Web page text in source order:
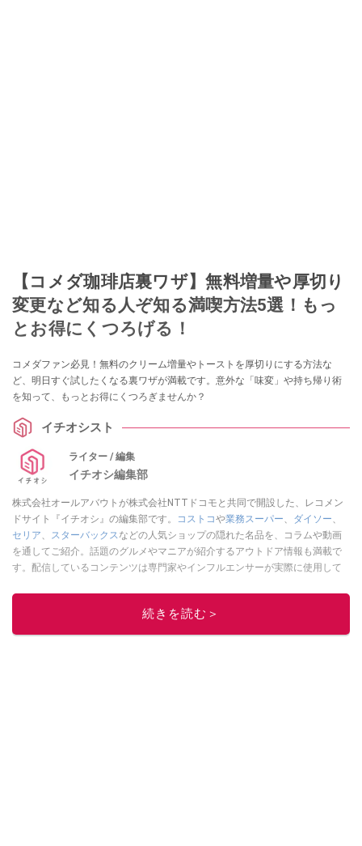
【コメダ珈琲店裏ワザ】無料増量や厚切り
変更など知る人ぞ知る満喫方法5選！もっ
とお得にくつろげる！
コメダファン必見！無料のクリーム増量やトーストを厚切りにする方法な
ど、明日すぐ試したくなる裏ワザが満載です。意外な「味変」や持ち帰り術
を知って、もっとお得にくつろぎませんか？
イチオシスト
ライター / 編集
イチオシ編集部
株式会社オールアバウトが株式会社NTTドコモと共同で開設した、レコメン
ドサイト『イチオシ』の編集部です。
コストコや業務スーパー、 ダイソー、
セリア、 スターバックスなどの人気ショップの隠れた名品を、コラムや動画
を通してご紹介。話題のグルメやマニアが紹介するアウトドア情報も満載で
す。配信しているコンテンツは専門家やインフルエンサーが実際に使用して
ニュースでフォロー
続きを読む＞